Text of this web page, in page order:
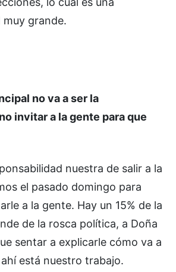
muy grande.
no va a ser la
invitar a la gente para que
nuestra de salir a la
el pasado domingo para
a la gente. Hay un 15% de la
de la rosca política, a Doña
sentar a explicarle cómo va a
está nuestro trabajo.